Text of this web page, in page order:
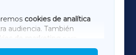
cookies de analítica
audiencia. También
de marketing
de terceros.
AMARIÑAXA